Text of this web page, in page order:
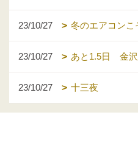
23/10/27 冬のエアコンこ
23/10/27 あと1.5日 金沢
23/10/27 十三夜